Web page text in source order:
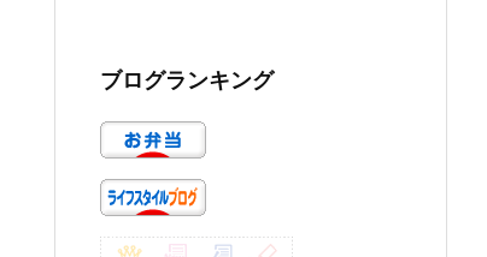
ブログランキング